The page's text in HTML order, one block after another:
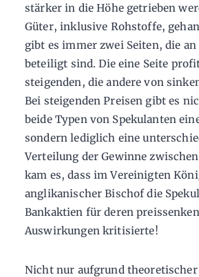
stärker in die Höhe getrieben
Güter, inklusive Rohstoffe,
gibt es immer zwei Seiten, die an
beteiligt sind. Die eine Seite
steigenden, die andere von
Bei steigenden Preisen gibt es
beide Typen von Spekulanten
sondern lediglich eine
Verteilung der Gewinne
kam es, dass im Vereinigten
anglikanischer Bischof die
Bankaktien für deren
Auswirkungen kritisierte!
Nicht nur aufgrund